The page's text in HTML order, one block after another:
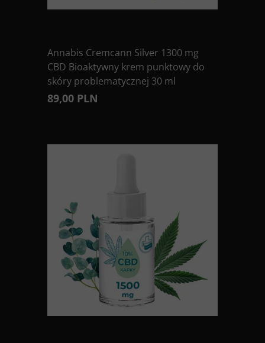
Annabis Cremcann Silver 1300 mg
CBD Bioaktywny krem punktowy do
skóry problematycznej 30 ml
89,00 PLN